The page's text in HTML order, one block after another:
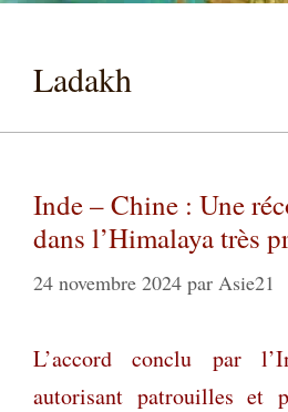
Ladakh
Inde – Chine : Une
dans l’Himalaya très
24 novembre 2024 par Asie21
L’accord conclu par
autorisant patrouilles et